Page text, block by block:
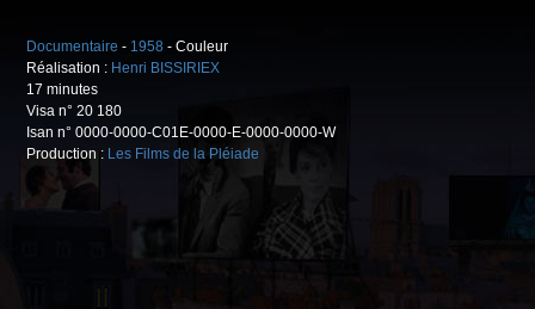
Documentaire - 1958 - Couleur
Réalisation : Henri BISSIRIEX
17 minutes
Visa n° 20 180
Isan n° 0000-0000-C01E-0000-E-0000-0000-W
Production : Les Films de la Pléiade